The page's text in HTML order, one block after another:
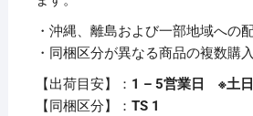
ソ
フ
ト
カ
ラ
・沖縄、離島および一部地域への
・同梱区分が異なる商品の複数購
【出荷目安】： 1 – 5営業日 ※土日
【同梱区分】： TS 1